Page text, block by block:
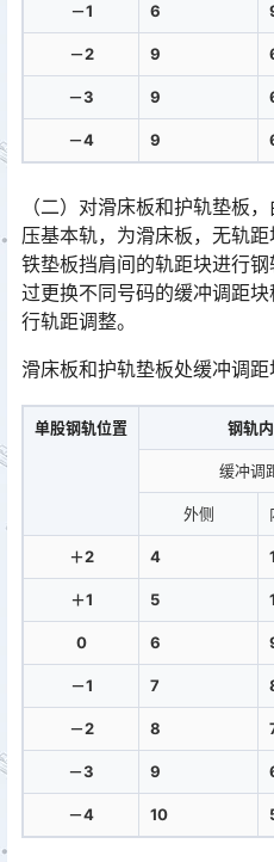
－1 6
－2 9
－3 9
－4 9
（二）对滑床板和护轨垫板
压基本轨，为滑床板，无轨
铁垫板挡肩间的轨距块进行
过更换不同号码的缓冲调距
行轨距调整。󠅅󠅃󠄵󠅂󠄪󠇖󠆨󠆨󠇕󠆞󠆒󠅬󠇘󠆭󠆘󠇙󠆝󠅵󠇗󠆭󠆁󠄐󠇗󠅹󠅸󠇖󠆍󠅳󠇖󠅹󠅰󠇖󠆌󠅹
滑床板和护轨垫板处缓冲调
单股钢轨位置 钢轨
缓冲调
外侧
＋2 4
＋1 5
0 6
－1 7
－2 8
－3 9
－4 10